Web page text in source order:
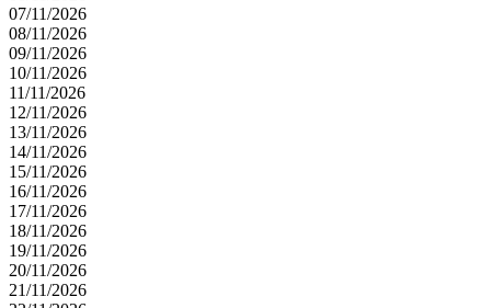
07/11/2026
08/11/2026
09/11/2026
10/11/2026
11/11/2026
12/11/2026
13/11/2026
14/11/2026
15/11/2026
16/11/2026
17/11/2026
18/11/2026
19/11/2026
20/11/2026
21/11/2026